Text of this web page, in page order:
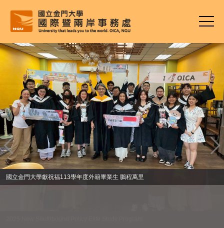
主
要
內
容
國立金門大學獻祝福113學年度外籍畢業生 鵬程萬里